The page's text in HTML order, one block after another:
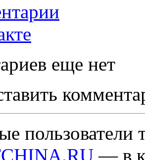
еще нет
пользователи
— в